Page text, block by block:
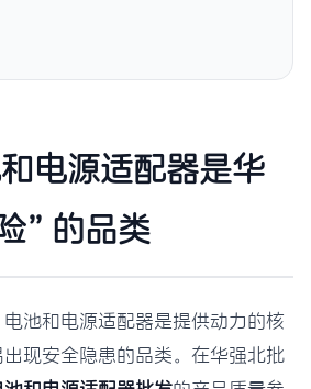
电源适配器是华
”的品类
池和电源适配器是提供动力的核
现安全隐患的品类。在华强北批